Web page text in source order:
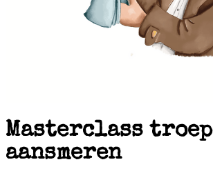
Masterclass troep
aansmeren